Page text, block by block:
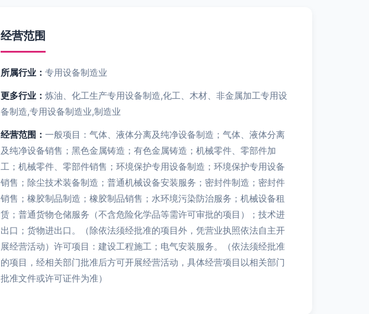
经营范围
所属行业： 专用设备制造业
更多行业： 炼油、化工生产专用设备制造,化工、木材、非金属加工专用设
备制造,专用设备制造业,制造业
经营范围： 一般项目：气体、液体分离及纯净设备制造；气体、液体分离
及纯净设备销售；黑色金属铸造；有色金属铸造；机械零件、零部件加
工；机械零件、零部件销售；环境保护专用设备制造；环境保护专用设备
销售；除尘技术装备制造；普通机械设备安装服务；密封件制造；密封件
销售；橡胶制品制造；橡胶制品销售；水环境污染防治服务；机械设备租
赁；普通货物仓储服务（不含危险化学品等需许可审批的项目）；技术进
出口；货物进出口。（除依法须经批准的项目外，凭营业执照依法自主开
展经营活动）许可项目：建设工程施工；电气安装服务。（依法须经批准
的项目，经相关部门批准后方可开展经营活动，具体经营项目以相关部门
批准文件或许可证件为准）